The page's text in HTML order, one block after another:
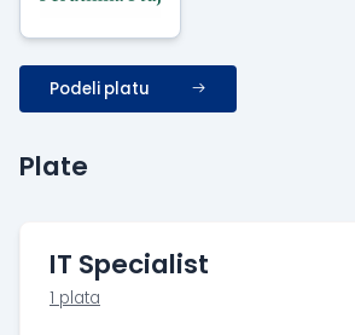
Podeli platu
Plate
IT Specialist
1 plata